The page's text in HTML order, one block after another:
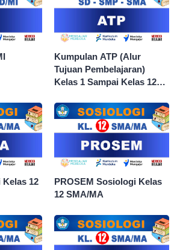
Kumpulan ATP (Alur
Tujuan Pembelajaran)
Kelas 1 Sampai Kelas 12
Kelas 12
PROSEM Sosiologi Kelas
12 SMA/MA